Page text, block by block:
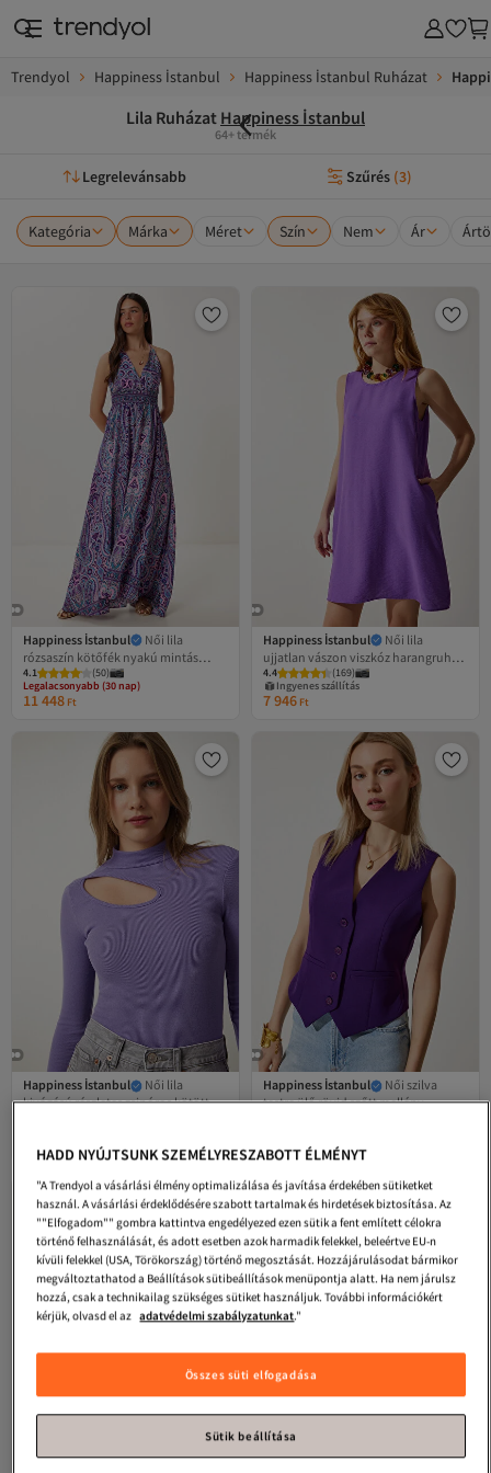
Trendyol Happiness İstanbul Happiness İstanbul Ruházat
Lila Ruházat Happiness İstanbul
64+ termék
Legrelevánsabb Szűrés (3)
Kategória Márka Méret Szín Nem Ár
Happiness İstanbul
Női lila
rózsaszín kötőfék nyakú mintás
nyári viszkóz ruha FG00046
4.1 (50)
Legalacsonyabb (30 nap)
Ingyenes szállítás
Legalacsonyabb (30 nap)
11 448 Ft
Happiness İstanbul
Női lila
ujjatlan vászon viszkóz harangruha
JH00005
4.4 (169)
Ingyenes szállítás
7 946 Ft
Happiness İstanbul
Női lila
kivágású részletes zsinóros kötött
5 922Ft
Happiness İstanbul
Női szilva
testre ülő rövid szőtt mellény
8 525Ft
HADD NYÚJTSUNK SZEMÉLYRESZABOTT ÉLMÉNYT
"A Trendyol a vásárlási élmény optimalizálása és javítása érdekében sütiketket
használ. A vásárlási érdeklődésére szabott tartalmak és hirdetések biztosítása. Az
""Elfogadom"" gombra kattintva engedélyezed ezen sütik a fent említett célokra
történő felhasználását, és adott esetben azok harmadik felekkel, beleértve EU-n
kívüli felekkel (USA, Törökország) történő megosztását. Hozzájárulásodat bármikor
megváltoztathatod a Beállítások sütibeállítások menüpontja alatt. Ha nem járulsz
hozzá, csak a technikailag szükséges sütiket használjuk. További információkért
kérjük, olvasd el az adatvédelmi szabályzatunkat."
Összes süti elfogadása
Sütik beállítása